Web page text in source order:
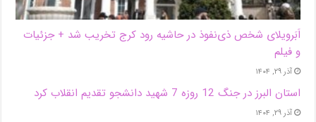
اَبَر‌ویلای شخص ذی‌نفوذ در حاشیه‌ رود کرج تخریب شد + جزئیات
و فیلم
آذر ۲۹, ۱۴۰۴
استان البرز در جنگ 12 روزه 7 شهید دانشجو تقدیم انقلاب کرد
آذر ۲۹, ۱۴۰۴